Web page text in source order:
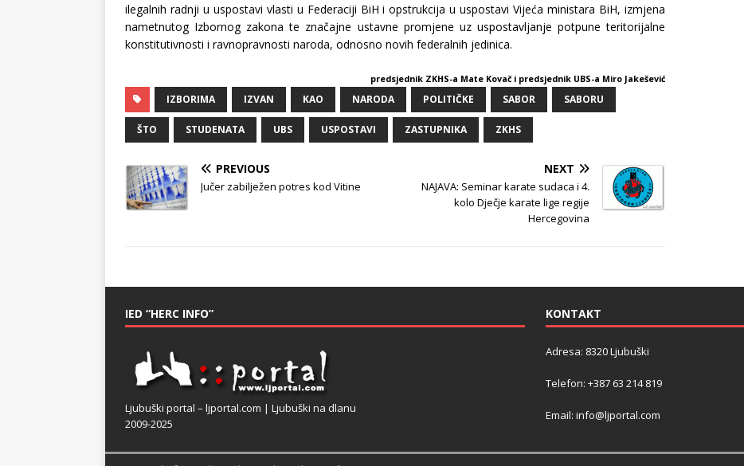
ilegalnih radnji u uspostavi vlasti u Federaciji BiH i opstrukcija u uspostavi Vijeća ministara BiH, izmjena
nametnutog Izbornog zakona te značajne ustavne promjene uz uspostavljanje potpune teritorijalne
konstitutivnosti i ravnopravnosti naroda, odnosno novih federalnih jedinica.
predsjednik ZKHS-a Mate Kovač i predsjednik UBS-a Miro Jakešević
IZBORIMA IZVAN KAO NARODA POLITIČKE SABOR SABORU
ŠTO STUDENATA UBS USPOSTAVI ZASTUPNIKA ZKHS
PREVIOUS
Jučer zabilježen potres kod Vitine
NEXT
NAJAVA: Seminar karate sudaca i 4.
kolo Dječje karate lige regije
Hercegovina
IED “HERC INFO”
Ljubuški portal – ljportal.com | Ljubuški na dlanu
2009-2025
KONTAKT
Adresa: 8320 Ljubuški
Telefon: +387 63 214 819
Email: info@ljportal.com